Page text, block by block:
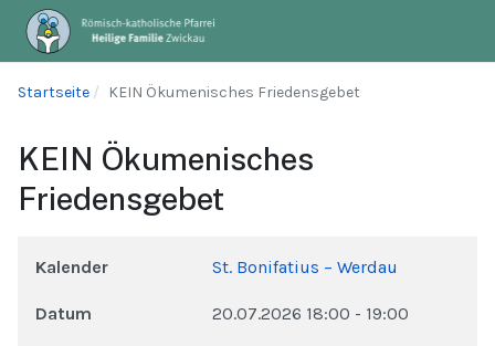
Startseite KEIN Ökumenisches Friedensgebet
KEIN Ökumenisches
Friedensgebet
Kalender St. Bonifatius – Werdau
Datum 20.07.2026 18:00 - 19:00